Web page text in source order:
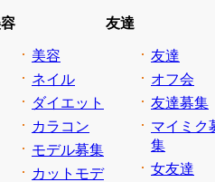
美容
ネイル
ダイエット
カラコン
モデル募集
カットモデ
友達
友達
オフ会
友達募集
マイミク
集
女友達